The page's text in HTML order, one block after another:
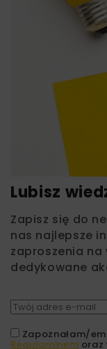
Lubisz
Zapisz się do
nas najlepsze
zaproszenia
dedykowane
Zapoznałam/em
Regulaminem oraz